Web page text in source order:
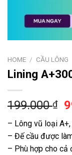
HOME / CẦU LÔNG
Lining
199.000₫
– Lông vũ loại
– Đế cầu được
– Phù hợp cho cả